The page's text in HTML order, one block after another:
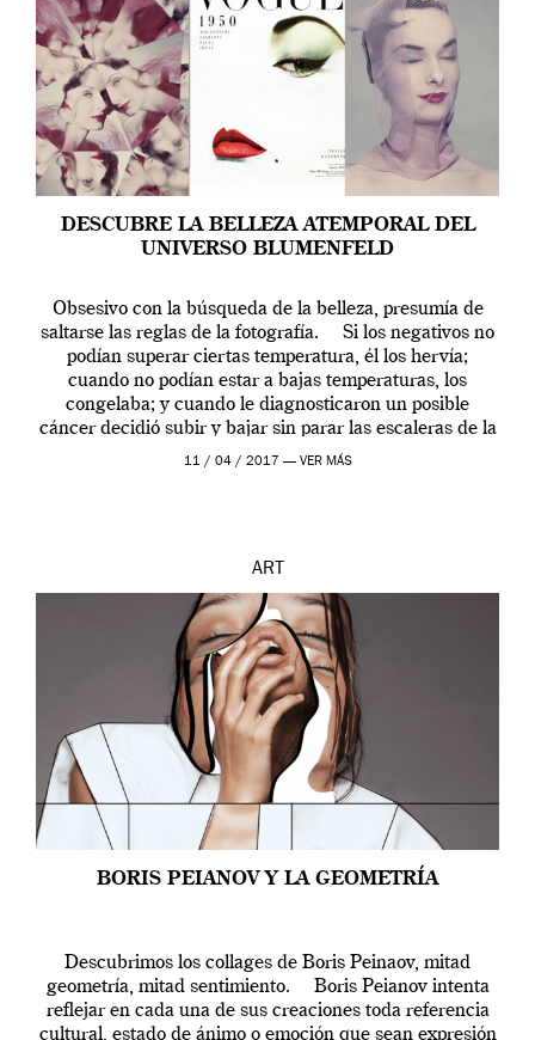
DESCUBRE LA BELLEZA ATEMPORAL DEL
UNIVERSO BLUMENFELD
Obsesivo con la búsqueda de la belleza, presumía de
saltarse las reglas de la fotografía. Si los negativos no
podían superar ciertas temperatura, él los hervía;
cuando no podían estar a bajas temperaturas, los
congelaba; y cuando le diagnosticaron un posible
cáncer decidió subir y bajar sin parar las escaleras de la
Plaza […]
11 / 04 / 2017 — VER MÁS
ART
BORIS PEIANOV Y LA GEOMETRÍA
Descubrimos los collages de Boris Peinaov, mitad
geometría, mitad sentimiento. Boris Peianov intenta
reflejar en cada una de sus creaciones toda referencia
cultural, estado de ánimo o emoción que sean expresión